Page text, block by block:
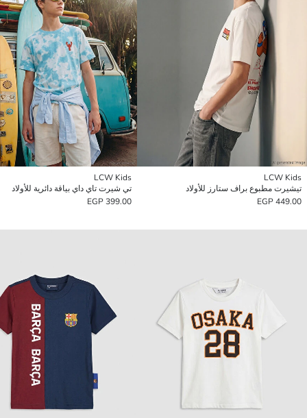
LCW Kids
تيشيرت مطبوع براف ستارز للأولاد
449.00 EGP
LCW Kids
تي شيرت تاي داي بياقة دائرية للأولاد
399.00 EGP